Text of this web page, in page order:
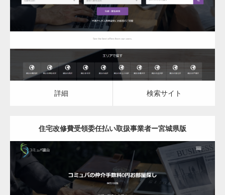
詳細 検索サイト
詳細 検索サイト
住宅改修費受領委任払い取扱事業者ー宮城県版
更新日： 2023.03.10